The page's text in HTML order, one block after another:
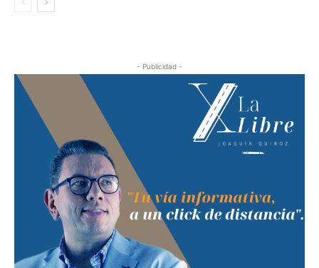
- Publicidad -